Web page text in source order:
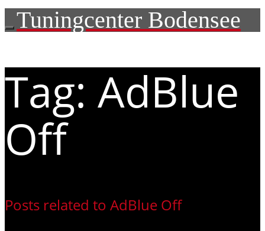
Tuningcenter Bodensee
Tag: AdBlue
Off
Posts related to AdBlue Off